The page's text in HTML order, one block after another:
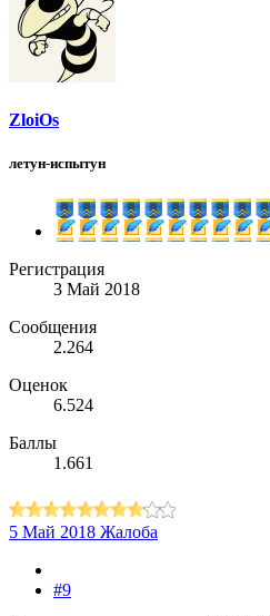
ZloiOs
летун-испытун
Регистрация
3 Май 2018
Сообщения
2.264
Оценок
6.524
Баллы
1.661
5 Май 2018 Жалоба
#9